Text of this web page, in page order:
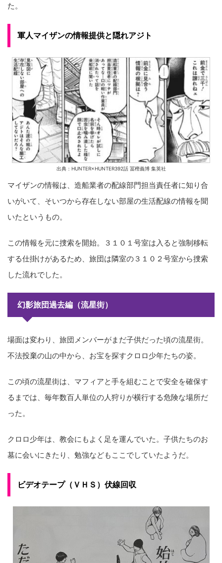
た。
軍人マイザンの情報提供と隠れアジト
出典：HUNTER×HUNTER392話 冨樫義博 集英社
マイザンの情報は、造船業者の配線部門担当責任者に知り合
いがいて、そいつから存在しない部屋の生活配線の情報を聞
いたというもの。
この情報を元に捜索を開始。３１０１号室は入ると強制移転
する仕掛けがあるため、旅団は隣室の３１０２号室から捜索
した流れでした。
幻影旅団過去編（流星街）
場面は変わり、旅団メンバーがまだ子供だった頃の流星街。
不法投棄の山の中から、お宝を探すクロロ少年たちの姿。
この頃の流星街は、マフィアと手を組むことで安全を確保す
るまでは、毎年数百人単位の人狩りが横行する危険な場所だ
った。
クロロ少年は、教会にもよく足を運んでいた。子供たちのお
墓に会いにきたり、勉強などもここでしていたようだ。
ビデオテープ（ＶＨＳ）伏線回収